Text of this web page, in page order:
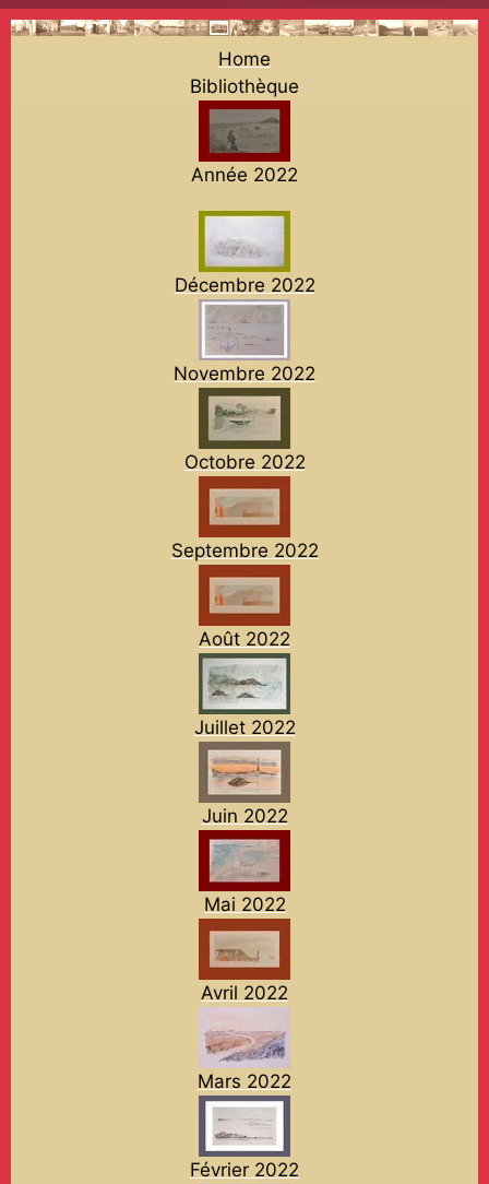
Home
Bibliothèque
Année 2022
Décembre 2022
Novembre 2022
Octobre 2022
Septembre 2022
Août 2022
Juillet 2022
Juin 2022
Mai 2022
Avril 2022
Mars 2022
Février 2022